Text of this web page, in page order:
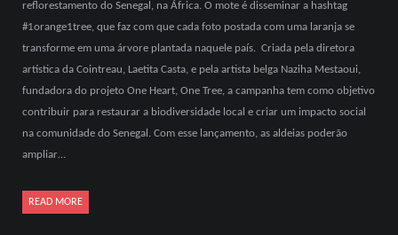
reflorestamento do Senegal, na África. O mote é disseminar a hashtag
#1orange1tree, que faz com que cada foto postada com uma laranja se
transforme em uma árvore plantada naquele país. Criada pela diretora
artística da Cointreau, Laetita Casta, e pela artista belga Naziha Mestaoui,
fundadora do projeto One Heart, One Tree, a campanha tem como objetivo
contribuir para restaurar a biodiversidade local e criar um impacto social
na comunidade do Senegal. Com esse lançamento, as aldeias poderão
ampliar…
READ MORE